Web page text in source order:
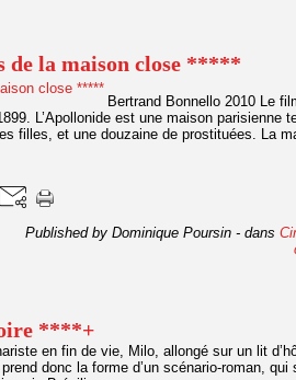
de la maison close *****
Bertrand Bonnello 2010 Le
L’Apollonide est une maison parisienne
filles, et une douzaine de prostituées. La
Published by Dominique Poursin - dans
****+
en fin de vie, Milo, allongé sur un lit
donc la forme d’un scénario-roman, qui